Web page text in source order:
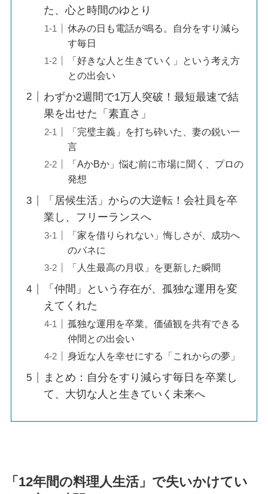
た、心と時間のゆとり
休みの日も電話が鳴る。自分をすり減ら
す毎日
「好きな人と生きていく」という考え方
との出会い
わずか2週間で1万人突破！最短最速で結
果を出せた「素直さ」
「完璧主義」を打ち砕いた、妻の鋭い一
言
「AかBか」悩む前に市場に聞く、プロの
発想
「居候生活」からの大逆転！会社員を卒
業し、フリーランスへ
「家を借りられない」悔しさが、成功へ
のバネに
「人生最高の月収」を更新した瞬間
「仲間」という存在が、孤独な運用を変
えてくれた
孤独な運用を卒業。価値観を共有できる
仲間との出会い
身近な人を幸せにする「これからの夢」
まとめ：自分をすり減らす毎日を卒業し
て、大切な人と生きていく未来へ
「12年間の料理人生活」で失いかけてい